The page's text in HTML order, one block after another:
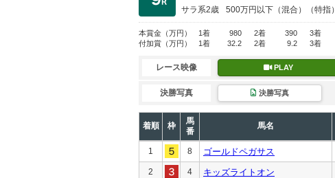
サラ系2歳 500万円以下 （混合）（特指）
本賞金 （万円） 1着 980 2着 390 3着
付加賞 （万円） 1着 32.2 2着 9.2 3着
レース映像 PLAY
決勝写真 決勝写真
着順 枠
馬
番
馬名
1 8 ゴールドペガサス
2 4 キッズライトオン